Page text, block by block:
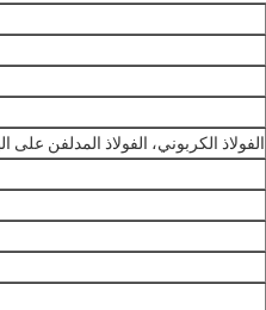
الفولاذ الكربوني، الفولاذ المدلفن